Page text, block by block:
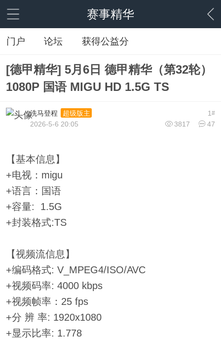
赛事精华
门户 论坛 获得公益分
[德甲精华] 5月6日 德甲精华（第32轮）
1080P 国语 MIGU HD 1.5G TS
1#
洗马登程
超级版主
3817
47
2026-5-6 20:05
【基本信息】
+电视：migu
+语言：国语
+容量: 1.5G
+封装格式:TS
【视频流信息】
+编码格式: V_MPEG4/ISO/AVC
+视频码率: 4000 kbps
+视频帧率：25 fps
+分 辨 率: 1920x1080
+显示比率: 1.778